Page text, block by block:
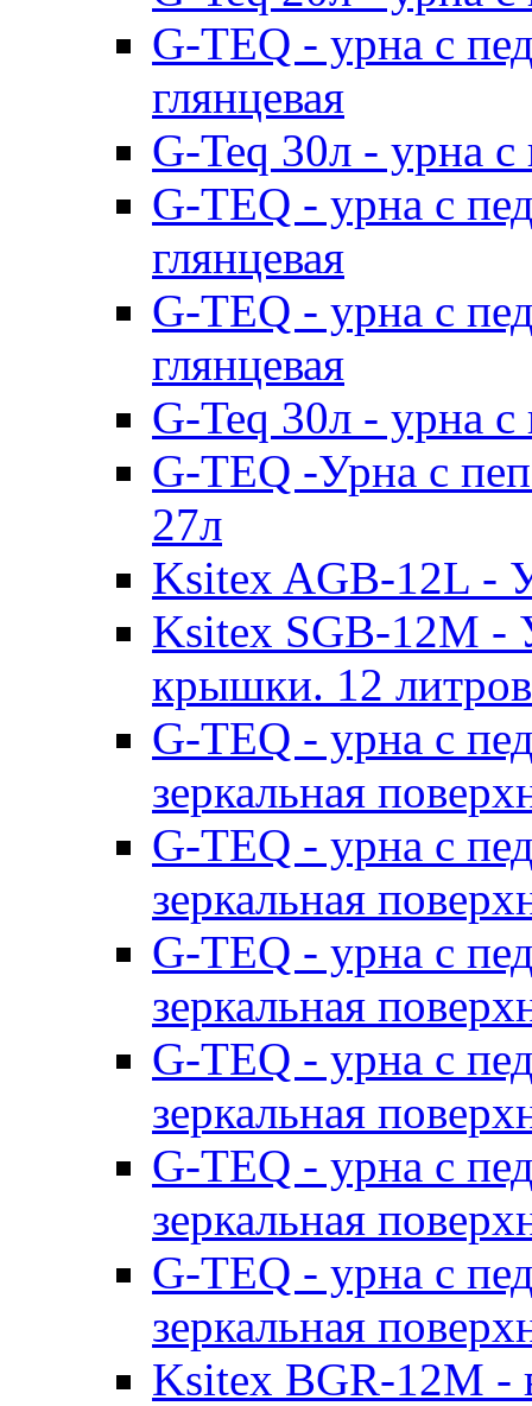
G-TEQ - урна с
глянцевая
G-Teq 30л - урна
G-TEQ - урна с
глянцевая
G-TEQ - урна с
глянцевая
G-Teq 30л - урна
G-TEQ -Урна с
27л
Ksitex AGB-12L -
Ksitex SGB-12M -
крышки. 12
G-TEQ - урна с
зеркальная
G-TEQ - урна с
зеркальная
G-TEQ - урна с
зеркальная
G-TEQ - урна с
зеркальная
G-TEQ - урна с
зеркальная
G-TEQ - урна с
зеркальная
Ksitex BGR-12M -